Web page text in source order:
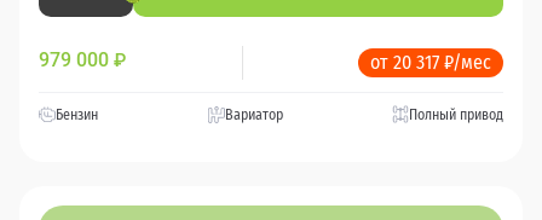
979 000 ₽ от 20 317 ₽/мес
Бензин Вариатор Полный привод